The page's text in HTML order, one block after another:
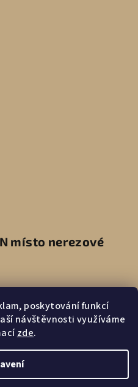
poskytování funkcí
návštěvnosti využíváme
zde.
místo nerezové